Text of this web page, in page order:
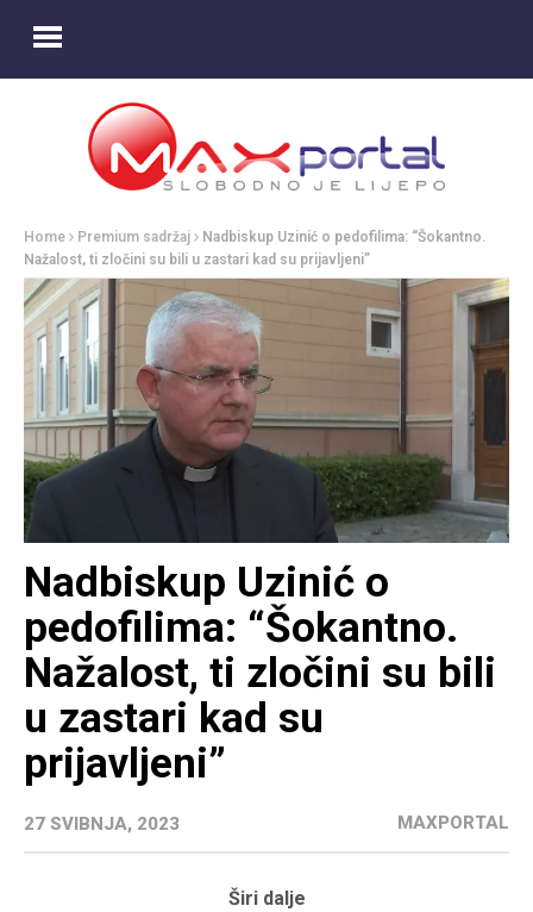
Home Premium sadržaj
Nadbiskup Uzinić o pedofilima: “Šokantno.
Nažalost, ti zločini su bili u zastari kad su prijavljeni”
Nadbiskup Uzinić o
pedofilima: “Šokantno.
Nažalost, ti zločini su bili
u zastari kad su
prijavljeni”
27 SVIBNJA, 2023 MAXPORTAL
Širi dalje